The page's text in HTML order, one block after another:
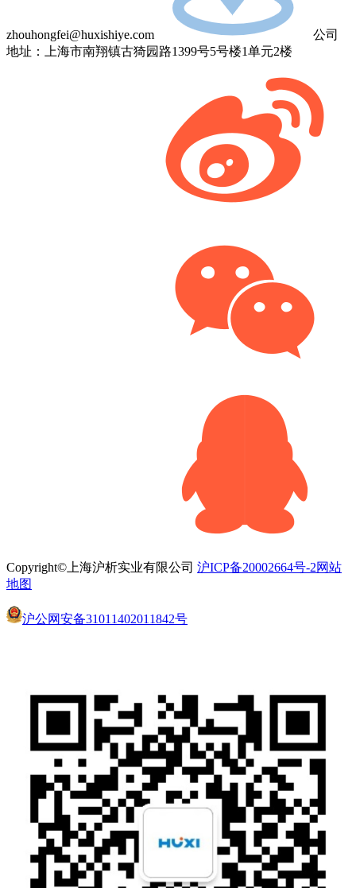
zhouhongfei@huxishiye.com
公司
地址：上海市南翔镇古猗园路1399号5号楼1单元2楼
Copyright©上海沪析实业有限公司 沪ICP备20002664号-2网站
地图
沪公网安备31011402011842号